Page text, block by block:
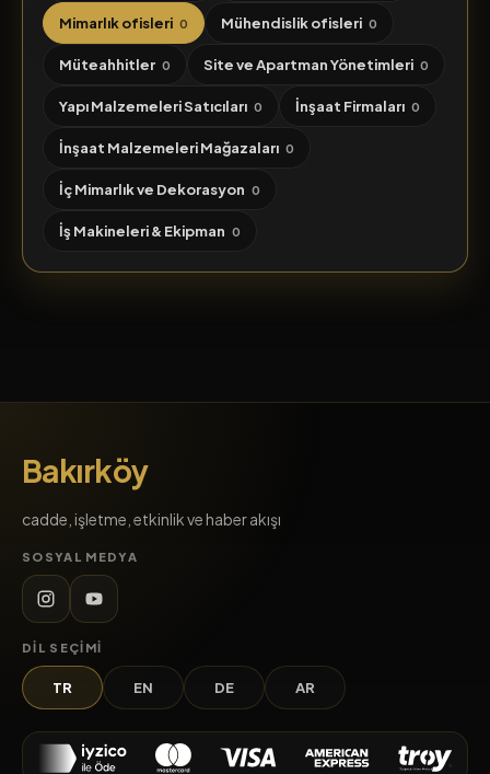
Mimarlık ofisleri 0 Mühendislik ofisleri 0
Müteahhitler 0 Site ve Apartman Yönetimleri 0
Yapı Malzemeleri Satıcıları 0 İnşaat Firmaları 0
İnşaat Malzemeleri Mağazaları 0
İç Mimarlık ve Dekorasyon 0
İş Makineleri & Ekipman 0
Bakırköy
cadde, işletme, etkinlik ve haber akışı
SOSYAL MEDYA
DIL SEÇIMI
TR EN DE AR